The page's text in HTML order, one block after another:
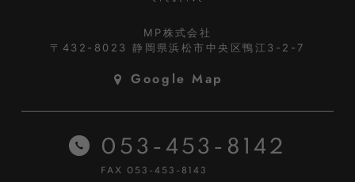
MP株式会社
〒432-8023静岡県浜松市中央区鴨江3-2-7
Google Map
053-453-8142
FAX 053-453-8143